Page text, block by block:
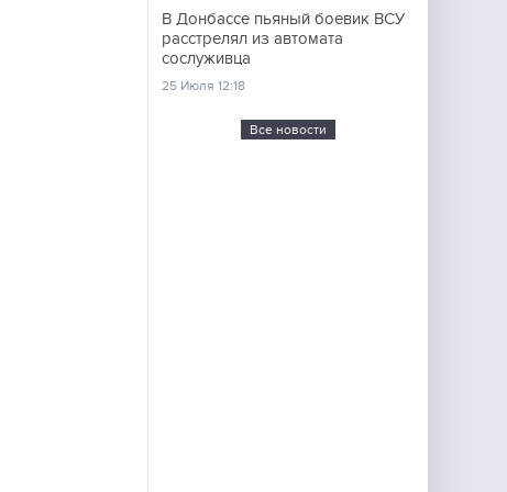
В Донбассе пьяный боевик ВСУ
расстрелял из автомата
сослуживца
25 Июля 12:18
Все новости